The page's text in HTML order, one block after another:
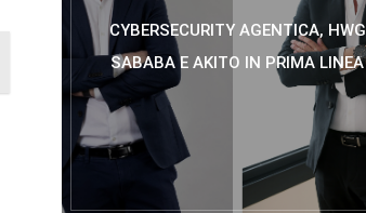
CYBERSECURITY AGENTICA, HWG
SABABA E AKITO IN PRIMA LINEA